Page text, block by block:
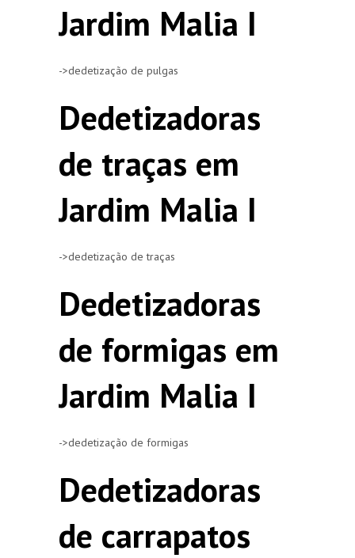
Jardim Malia I
->dedetização de pulgas
Dedetizadoras
de traças em
Jardim Malia I
->dedetização de traças
Dedetizadoras
de formigas em
Jardim Malia I
->dedetização de formigas
Dedetizadoras
de carrapatos